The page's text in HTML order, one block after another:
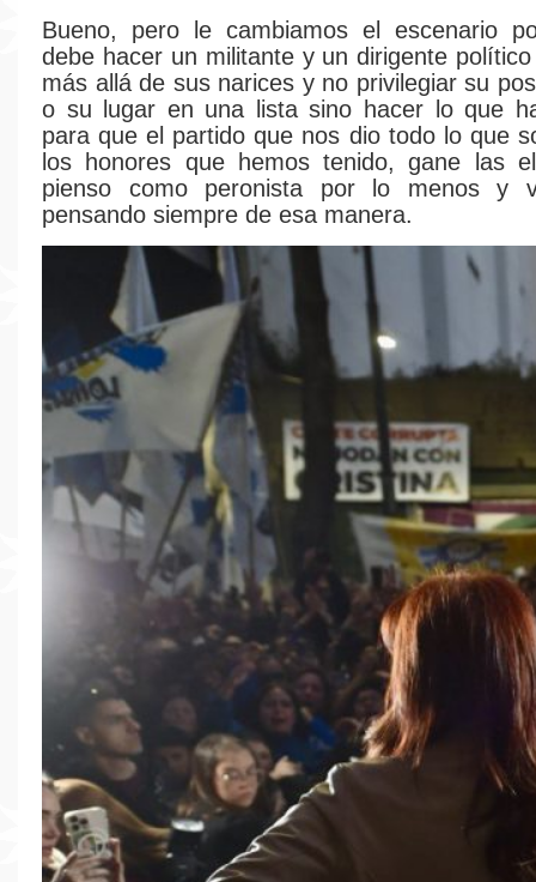
Bueno, pero le cambiamos el escenario
debe hacer un militante y un dirigente
más allá de sus narices y no privilegiar su
o su lugar en una lista sino hacer lo que
para que el partido que nos dio todo lo que
los honores que hemos tenido, gane las
pienso como peronista por lo menos y
pensando siempre de esa manera.